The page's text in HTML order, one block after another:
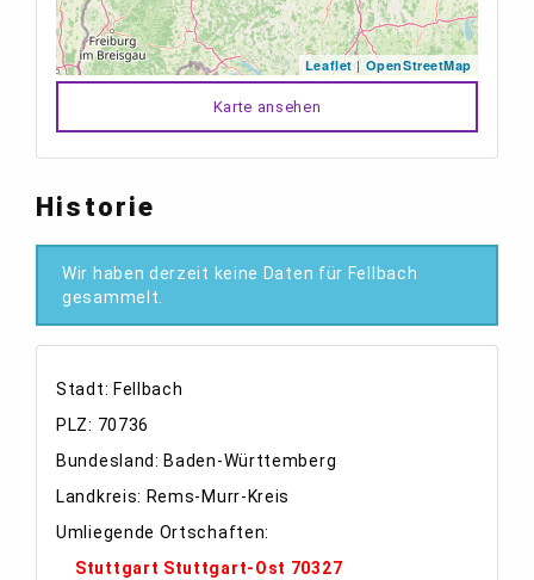
Leaflet | OpenStreetMap
Karte ansehen
Historie
Wir haben derzeit keine Daten für Fellbach
gesammelt.
Stadt: Fellbach
PLZ: 70736
Bundesland: Baden-Württemberg
Landkreis: Rems-Murr-Kreis
Umliegende Ortschaften:
Stuttgart Stuttgart-Ost 70327